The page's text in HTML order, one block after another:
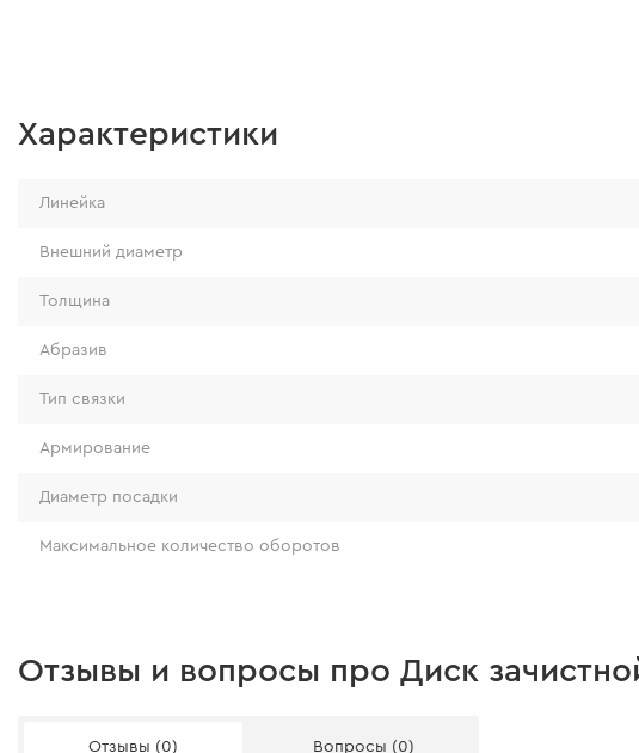
Характеристики
Линейка
Внешний диаметр
Толщина
Абразив
Тип связки
Армирование
Диаметр посадки
Максимальное количество оборотов
Отзывы и вопросы про Диск
Отзывы (0) Вопросы (0)